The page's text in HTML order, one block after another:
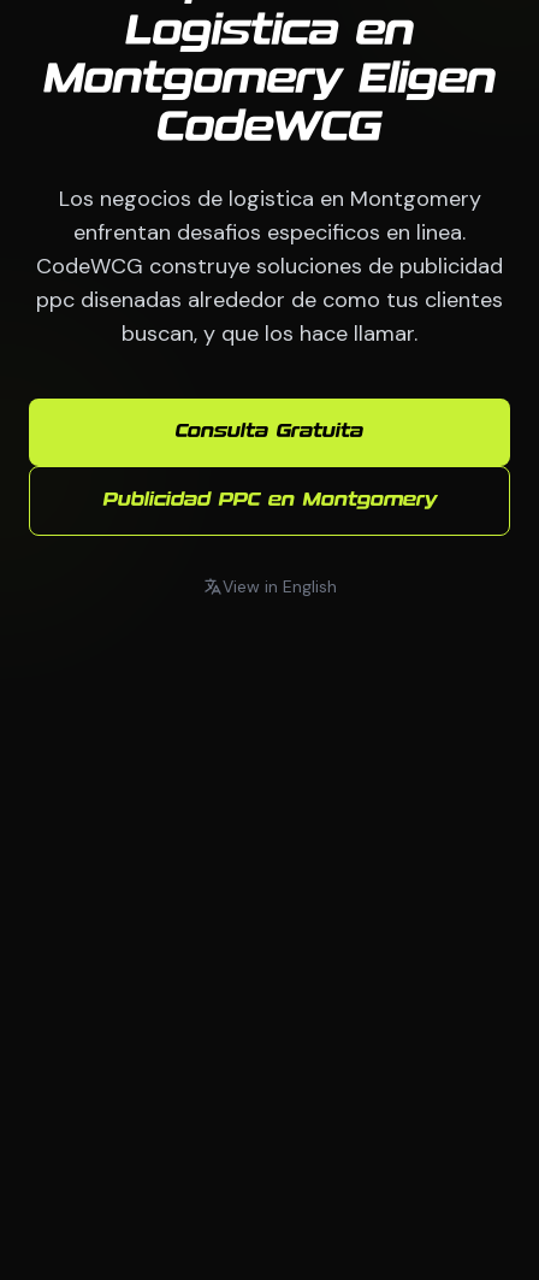
Logistica en
Montgomery Eligen
CodeWCG
Los negocios de logistica en Montgomery
enfrentan desafios especificos en linea.
CodeWCG construye soluciones de publicidad
ppc disenadas alrededor de como tus clientes
buscan, y que los hace llamar.
Consulta Gratuita
Publicidad PPC en Montgomery
View in English